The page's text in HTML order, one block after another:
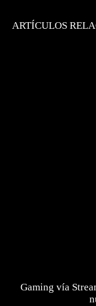
ARTÍCULOS
Gaming vía